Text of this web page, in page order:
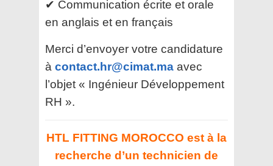
✔ Communication écrite et orale
en anglais et en français
Merci d’envoyer votre candidature
à contact.hr@cimat.ma avec
l’objet « Ingénieur Développement
RH ».
HTL FITTING MOROCCO est à la
recherche d’un technicien de